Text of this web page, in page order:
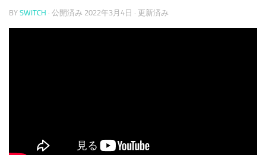
BY SWITCH · 公開済み 2022年3月4日 · 更新済み